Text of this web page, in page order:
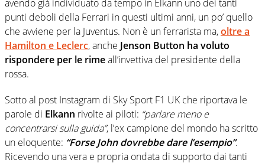
avendo già individuato da tempo in Elkann uno dei tanti
punti deboli della Ferrari in questi ultimi anni, un po’ quello
che avviene per la Juventus. Non è un ferrarista ma,oltre a
Hamilton e Leclerc, anche Jenson Button ha voluto
rispondere per le rimeall’invettiva del presidente della
rossa.
Sotto al post Instagram di Sky Sport F1 UK che riportava le
parole di Elkann rivolte ai piloti: “parlare meno e
concentrarsi sulla guida”, l’ex campione del mondo ha scritto
un eloquente: “Forse John dovrebbe dare l’esempio”.
Ricevendo una vera e propria ondata di supporto dai tanti